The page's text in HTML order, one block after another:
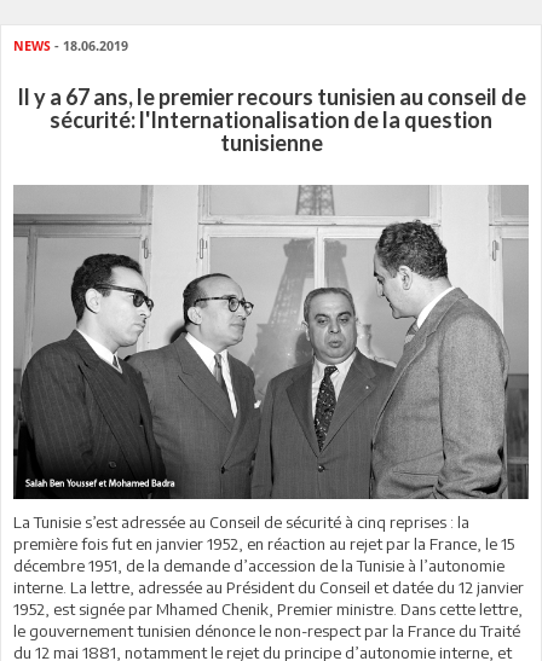
NEWS - 18.06.2019
Il y a 67 ans, le premier recours tunisien au conseil de
sécurité: l'Internationalisation de la question
tunisienne
La Tunisie s’est adressée au Conseil de sécurité à cinq reprises : la
première fois fut en janvier 1952, en réaction au rejet par la France, le 15
décembre 1951, de la demande d’accession de la Tunisie à l’autonomie
interne. La lettre, adressée au Président du Conseil et datée du 12 janvier
1952, est signée par Mhamed Chenik, Premier ministre. Dans cette lettre,
le gouvernement tunisien dénonce le non-respect par la France du Traité
du 12 mai 1881, notamment le rejet du principe d’autonomie interne, et